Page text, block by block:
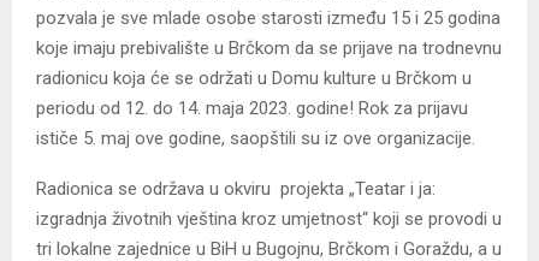
pozvala je sve mlade osobe starosti između 15 i 25 godina
koje imaju prebivalište u Brčkom da se prijave na trodnevnu
radionicu koja će se održati u Domu kulture u Brčkom u
periodu od 12. do 14. maja 2023. godine! Rok za prijavu
ističe 5. maj ove godine, saopštili su iz ove organizacije.
Radionica se održava u okviru projekta „Teatar i ja:
izgradnja životnih vještina kroz umjetnost“ koji se provodi u
tri lokalne zajednice u BiH u Bugojnu, Brčkom i Goraždu, a u